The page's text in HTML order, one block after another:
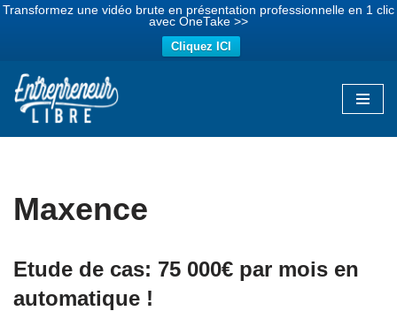
Transformez une vidéo brute en présentation professionnelle en 1 clic
avec OneTake >>
Cliquez ICI
Aller
Maxence
Etude de cas: 75 000€ par mois en
automatique !